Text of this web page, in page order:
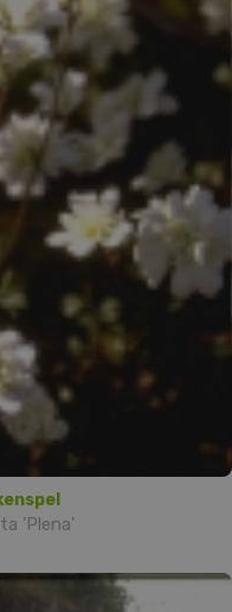
'Plena'